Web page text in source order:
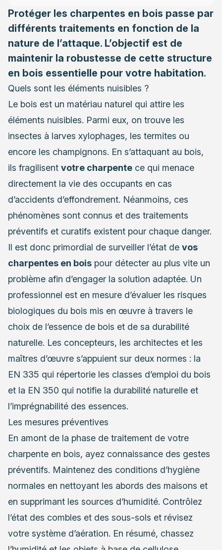
Protéger les charpentes en bois passe par
différents traitements en fonction de la
nature de l’attaque. L’objectif est de
maintenir la robustesse de cette structure
en bois essentielle pour votre habitation.
Quels sont les éléments nuisibles ?
Le bois est un matériau naturel qui attire les
éléments nuisibles. Parmi eux, on trouve les
insectes à larves xylophages, les termites ou
encore les champignons. En s’attaquant au bois,
ils fragilisent votre charpente ce qui menace
directement la vie des occupants en cas
d’accidents d’effondrement. Néanmoins, ces
phénomènes sont connus et des traitements
préventifs et curatifs existent pour chaque danger.
Il est donc primordial de surveiller l’état de vos
charpentes en bois pour détecter au plus vite un
problème afin d’engager la solution adaptée. Un
professionnel est en mesure d’évaluer les risques
biologiques du bois mis en œuvre à travers le
choix de l’essence de bois et de sa durabilité
naturelle. Les concepteurs, les architectes et les
maîtres d’œuvre s’appuient sur deux normes : la
EN 335 qui répertorie les classes d’emploi du bois
et la EN 350 qui notifie la durabilité naturelle et
l’imprégnabilité des essences.
Les mesures préventives
En amont de la phase de traitement de votre
charpente en bois, ayez connaissance des gestes
préventifs. Maintenez des conditions d’hygiène
normales en nettoyant les abords des maisons et
en supprimant les sources d’humidité. Contrôlez
l’état des combles et des sous-sols et révisez
votre système d’aération. En résumé, chassez